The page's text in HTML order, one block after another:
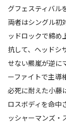
グフェスティバル
両者はシングル初
ッドロックで締め
抗して、ヘッドシ
せない羆嵐が逆に
ーファイトで主導
必死に耐えた小藤
ロスボディを命中
ッシャーマンズ・